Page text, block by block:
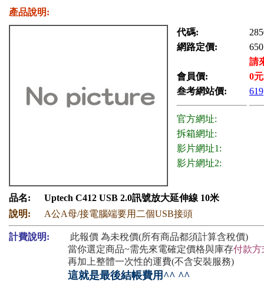
產品說明:
代碼:
網路定價:
650
請
會員價:
0
叁考網站價:
619
官方網址:
拆箱網址:
影片網址1:
影片網址2:
品名:
Uptech C412 USB 2.0訊號放大延伸線 10米
說明:
A公A母/接電腦端要用二個USB接頭
計費說明:
此報價 為未稅價(所有商品都須計算含稅價)
當你選定商品~需先來電確定價格與庫存付款方
再加上整體一次性的運費(不含安裝服務)
這就是最後結帳費用^^ ^^